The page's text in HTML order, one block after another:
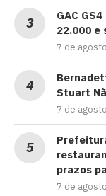
GAC
22.000 e
7 de
Stuart
7 de
prazos
7 de